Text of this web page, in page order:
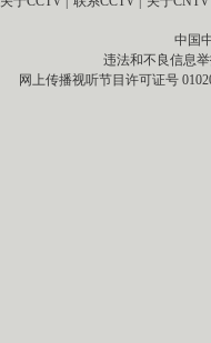
中国
违法和不良信息
网上传播视听节目许可证号